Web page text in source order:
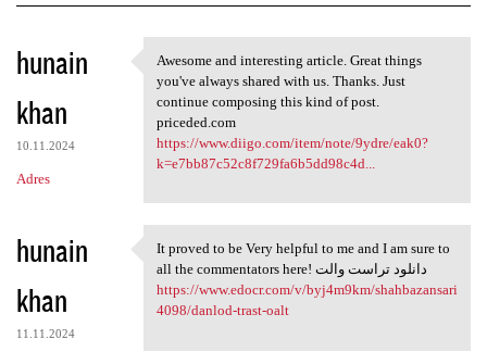
K
o
m
e
n
a
r
z
e
hunain
khan
10.11.2024
Adres
Awesome and interesting
Awesome and interesting article. Great things
you've always shared with us. Thanks. Just
continue composing this kind of post.
priceded.com
https://www.diigo.com/item/note/9ydre/eak0?
k=e7bb87c52c8f729fa6b5dd98c4d...
hunain
khan
11.11.2024
It proved to be Very helpful
It proved to be Very helpful to me and I am sure to
all the commentators here! دانلود تراست والت
https://www.edocr.com/v/byj4m9km/shahbazansari
4098/danlod-trast-oalt